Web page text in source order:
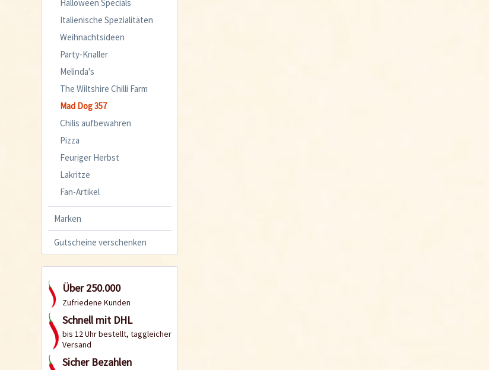
Halloween Specials
Italienische Spezialitäten
Weihnachtsideen
Party-Knaller
Melinda's
The Wiltshire Chilli Farm
Mad Dog 357
Chilis aufbewahren
Pizza
Feuriger Herbst
Lakritze
Fan-Artikel
Marken
Gutscheine verschenken
Über 250.000
Zufriedene Kunden
Schnell mit DHL
bis 12 Uhr bestellt, taggleicher
Versand
Sicher Bezahlen